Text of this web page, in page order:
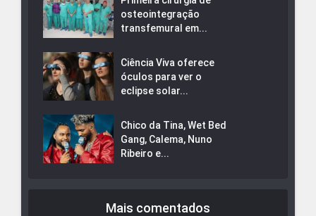
osteointegração
transfemural em...
Ciência Viva oferece
óculos para ver o
eclipse solar...
Chico da Tina, Wet Bed
Gang, Calema, Nuno
Ribeiro e...
Mais comentados